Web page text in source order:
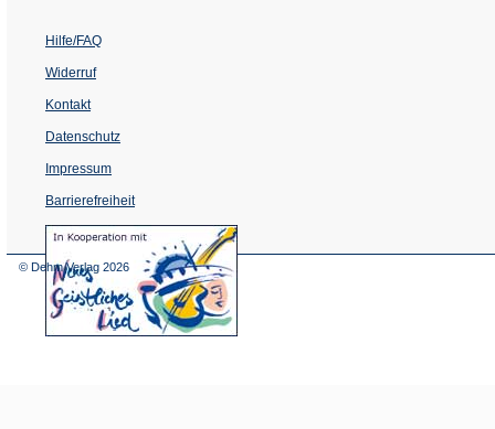
Hilfe/FAQ
Widerruf
Kontakt
Datenschutz
Impressum
Barrierefreiheit
(Öffnet
in
© Dehm Verlag 2026